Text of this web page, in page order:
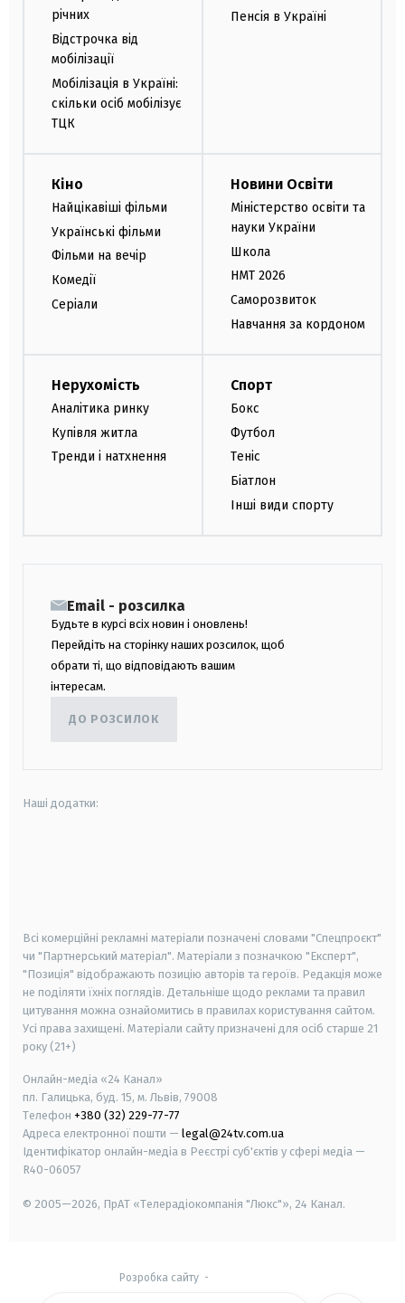
річних
Відстрочка від
мобілізації
Мобілізація в Україні:
скільки осіб мобілізує
ТЦК
Пенсія в Україні
Кіно
Найцікавіші фільми
Українські фільми
Фільми на вечір
Комедії
Серіали
Новини Освіти
Міністерство освіти та
науки України
Школа
НМТ 2026
Саморозвиток
Навчання за кордоном
Нерухомість
Аналітика ринку
Купівля житла
Тренди і натхнення
Спорт
Бокс
Футбол
Теніс
Біатлон
Інші види спорту
Email - розсилка
Будьте в курсі всіх новин і оновлень!
Перейдіть на сторінку наших розсилок, щоб
обрати ті, що відповідають вашим
інтересам.
ДО РОЗСИЛОК
Наші додатки:
Всі комерційні рекламні матеріали позначені словами "Спецпроєкт"
чи "Партнерський матеріал". Матеріали з позначкою "Експерт",
"Позиція" відображають позицію авторів та героїв. Редакція може
не поділяти їхніх поглядів. Детальніше щодо реклами та правил
цитування можна ознайомитись в правилах користування сайтом.
Усі права захищені. Матеріали сайту призначені для осіб старше 21
року (21+)
Онлайн-медіа «24 Канал»
пл. Галицька, буд. 15, м. Львів, 79008
Телефон +380 (32) 229-77-77
Адреса електронної пошти — legal@24tv.com.ua
Ідентифікатор онлайн-медіа в Реєстрі суб'єктів у сфері медіа —
R40-06057
© 2005—2026, ПрАТ «Телерадіокомпанія "Люкс"», 24 Канал.
Розробка сайту-